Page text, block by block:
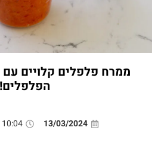
ממרח פלפלים קלויים עם
הפלפלים!
13/03/2024
10:04